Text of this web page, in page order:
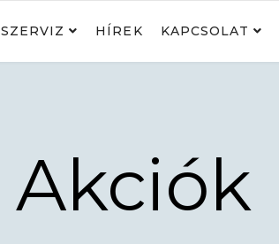
SZERVIZ HÍREK KAPCSOLAT
Akciók